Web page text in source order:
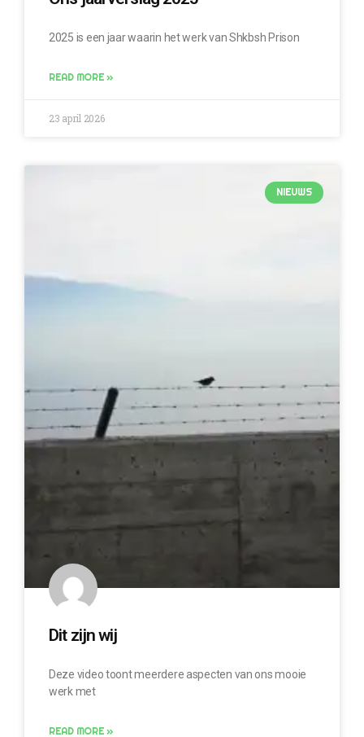
2025 is een jaar waarin het werk van Shkbsh Prison
READ MORE »
23 april 2026
NIEUWS
Dit zijn wij
Deze video toont meerdere aspecten van ons mooie
werk met
READ MORE »